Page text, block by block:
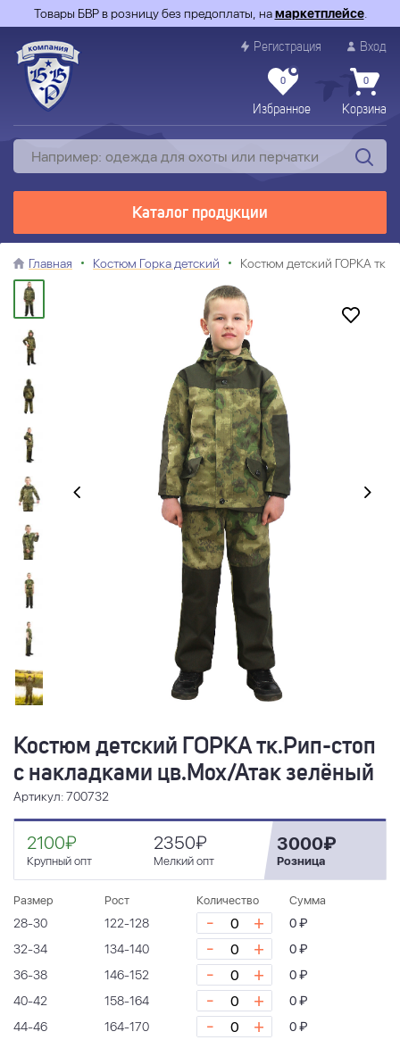
Товары БВР в розницу без предоплаты, намаркетплейсе.
Регистрация Вход
0
Избранное
0
Корзина
Каталог продукции
Главная Костюм Горка детский Костюм детский ГОРКА
Костюм детский ГОРКА тк.Рип-стоп
с накладками цв.Мох/Атак зелёный
Артикул: 700732
2100₽
Крупный опт
2350₽
Мелкий опт
3000₽
Розница
Размер Рост Количество Сумма
28-30 122-128 - +
0 ₽
32-34
134-140 - +
0 ₽
36-38
146-152 - +
0 ₽
40-42
158-164 - +
0 ₽
44-46
164-170 - + 0 ₽